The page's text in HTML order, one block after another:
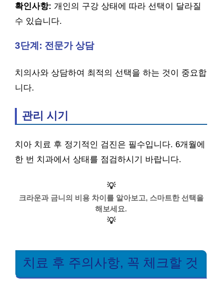
확인사항: 개인의 구강 상태에 따라 선택이 달라질
수 있습니다.
3단계: 전문가 상담
치의사와 상담하여 최적의 선택을 하는 것이 중요합
니다.
관리 시기
치아 치료 후 정기적인 검진은 필수입니다. 6개월에
한 번 치과에서 상태를 점검하시기 바랍니다.
💡
크라운과 금니의 비용 차이를 알아보고, 스마트한 선택을
해보세요.
💡
치료 후 주의사항, 꼭 체크할 것